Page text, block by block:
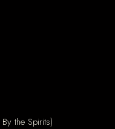
the Spirits)